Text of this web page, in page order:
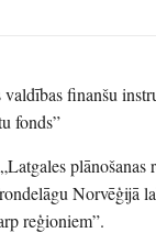
valdības finanšu
fonds”
plānošanas
Norvēģijā
reģioniem”.